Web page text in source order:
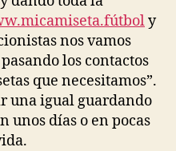
y
nos vamos
los contactos
que necesitamos”.
una igual guardando
unos días o en pocas